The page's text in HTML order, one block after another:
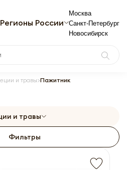
Регионы России
Москва
Санкт-Петербург
Новосибирск
и травы Пажитник
и травы
Фильтры